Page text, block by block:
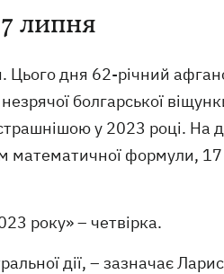
липня
Цього дня 62-річний
болгарської
у 2023 році. На
математичної формули,
року» – четвірка.
дії, – зазначає